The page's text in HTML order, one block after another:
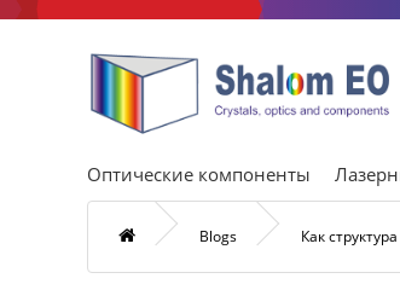
Оптические компоненты
Blogs Как